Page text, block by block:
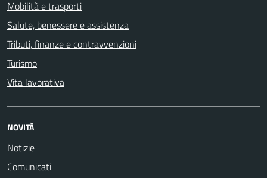
Mobilità e trasporti
Salute, benessere e assistenza
Tributi, finanze e contravvenzioni
Turismo
Vita lavorativa
NOVITÀ
Notizie
Comunicati